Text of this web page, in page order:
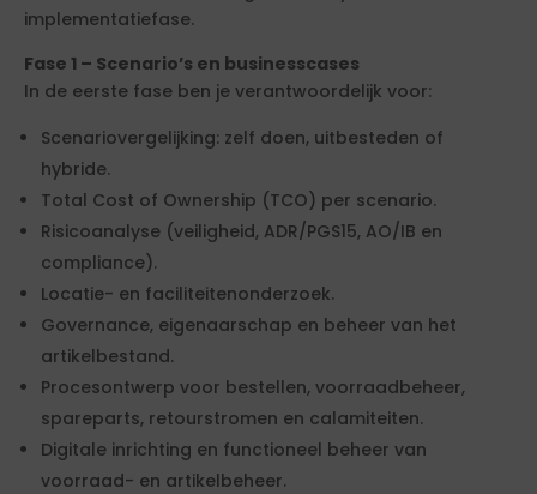
implementatiefase.
Fase 1 – Scenario’s en businesscases
In de eerste fase ben je verantwoordelijk voor:
Scenariovergelijking: zelf doen, uitbesteden of
hybride.
Total Cost of Ownership (TCO) per scenario.
Risicoanalyse (veiligheid, ADR/PGS15, AO/IB en
compliance).
Locatie- en faciliteitenonderzoek.
Governance, eigenaarschap en beheer van het
artikelbestand.
Procesontwerp voor bestellen, voorraadbeheer,
spareparts, retourstromen en calamiteiten.
Digitale inrichting en functioneel beheer van
voorraad- en artikelbeheer.